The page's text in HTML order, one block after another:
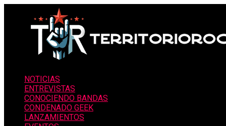
NOTICIAS
ENTREVISTAS
CONOCIENDO BANDAS
CONDENADO GEEK
LANZAMIENTOS